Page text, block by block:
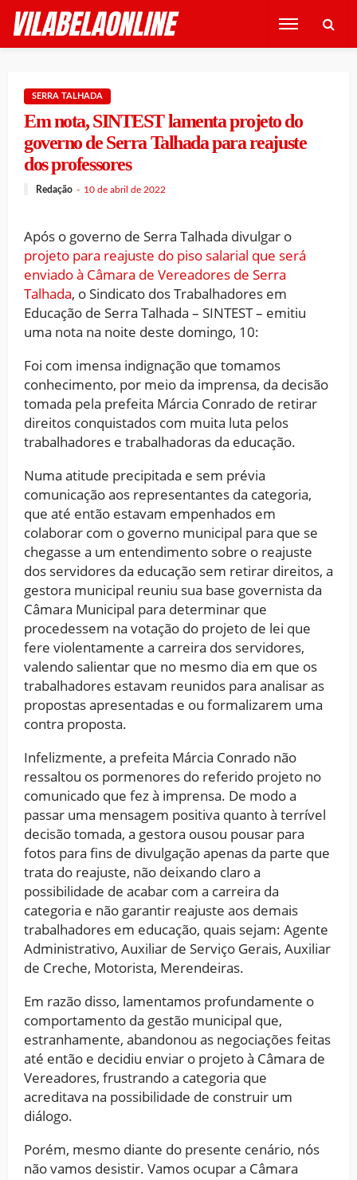
SERRA TALHADA
Em nota, SINTEST lamenta projeto do
governo de Serra Talhada para reajuste
dos professores
Redação 10 de abril de 2022
Após o governo de Serra Talhada divulgar o
projeto para reajuste do piso salarial que será
enviado à Câmara de Vereadores de Serra
Talhada, o Sindicato dos Trabalhadores em
Educação de Serra Talhada – SINTEST – emitiu
uma nota na noite deste domingo, 10:
Foi com imensa indignação que tomamos
conhecimento, por meio da imprensa, da decisão
tomada pela prefeita Márcia Conrado de retirar
direitos conquistados com muita luta pelos
trabalhadores e trabalhadoras da educação.
Numa atitude precipitada e sem prévia
comunicação aos representantes da categoria,
que até então estavam empenhados em
colaborar com o governo municipal para que se
chegasse a um entendimento sobre o reajuste
dos servidores da educação sem retirar direitos, a
gestora municipal reuniu sua base governista da
Câmara Municipal para determinar que
procedessem na votação do projeto de lei que
fere violentamente a carreira dos servidores,
valendo salientar que no mesmo dia em que os
trabalhadores estavam reunidos para analisar as
propostas apresentadas e ou formalizarem uma
contra proposta.
Infelizmente, a prefeita Márcia Conrado não
ressaltou os pormenores do referido projeto no
comunicado que fez à imprensa. De modo a
passar uma mensagem positiva quanto à terrível
decisão tomada, a gestora ousou pousar para
fotos para fins de divulgação apenas da parte que
trata do reajuste, não deixando claro a
possibilidade de acabar com a carreira da
categoria e não garantir reajuste aos demais
trabalhadores em educação, quais sejam: Agente
Administrativo, Auxiliar de Serviço Gerais, Auxiliar
de Creche, Motorista, Merendeiras.
Em razão disso, lamentamos profundamente o
comportamento da gestão municipal que,
estranhamente, abandonou as negociações feitas
até então e decidiu enviar o projeto à Câmara de
Vereadores, frustrando a categoria que
acreditava na possibilidade de construir um
diálogo.
Porém, mesmo diante do presente cenário, nós
não vamos desistir. Vamos ocupar a Câmara